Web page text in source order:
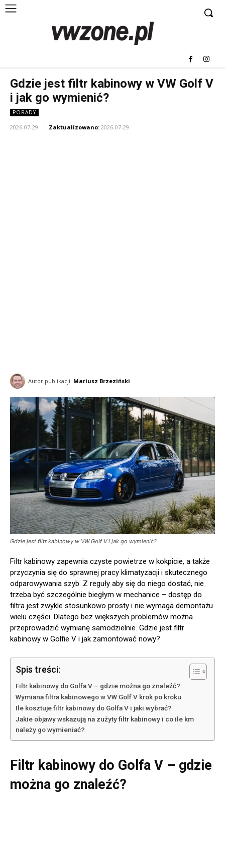
Gdzie jest filtr kabinowy w VW Golf V
i jak go wymienić?
PORADY
2026-07-29 Zaktualizowano: 2026-07-29
Autor publikacji: Mariusz Brzeziński
Gdzie jest filtr kabinowy w VW Golf V i jak go wymienić?
Filtr kabinowy zapewnia czyste powietrze w kokpicie, a także
przyczynia się do sprawnej pracy klimatyzacji i skutecznego
odparowywania szyb. Z reguły aby się do niego dostać, nie
trzeba być szczególnie biegłym w mechanice – dostęp do
filtra jest zwykle stosunkowo prosty i nie wymaga demontażu
wielu części. Dlatego bez większych problemów można
przeprowadzić wymianę samodzielnie. Gdzie jest filtr
kabinowy w Golfie V i jak zamontować nowy?
Spis treści:
Filtr kabinowy do Golfa V – gdzie można go znaleźć?
Wymiana filtra kabinowego w VW Golf V krok po kroku
Ile kosztuje filtr kabinowy do Golfa V i jaki wybrać?
Jakie objawy wskazują na zużyty filtr kabinowy i co ile km
należy go wymieniać?
Filtr kabinowy do Golfa V – gdzie
można go znaleźć?